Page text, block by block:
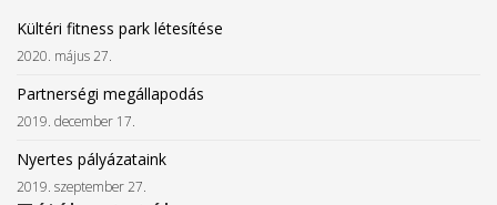
Kültéri fitness park létesítése
2020. május 27.
Partnerségi megállapodás
2019. december 17.
Nyertes pályázataink
2019. szeptember 27.